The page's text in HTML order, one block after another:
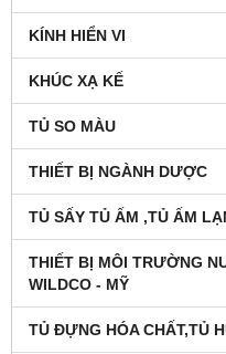
KÍNH HIỂN VI
KHÚC XẠ KẾ
TỦ SO MÀU
THIẾT BỊ NGÀNH DƯỢC
TỦ SẤY TỦ ẤM ,TỦ ẤM
THIẾT BỊ MÔI TRƯỜNG
WILDCO - MỸ
TỦ ĐỰNG HÓA CHẤT,TỦ